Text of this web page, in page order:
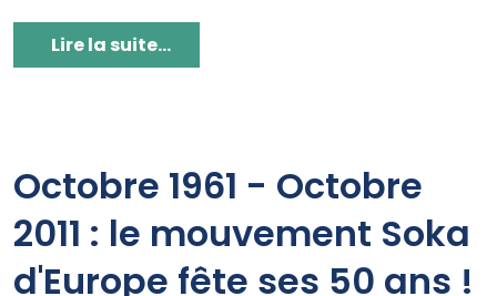
Lire la suite...
Octobre 1961 - Octobre
2011 : le mouvement Soka
d'Europe fête ses 50 ans !